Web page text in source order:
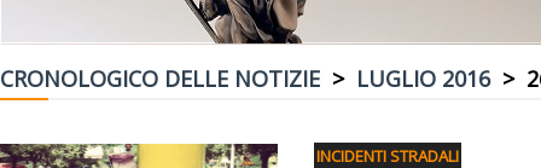
CRONOLOGICO DELLE NOTIZIE > LUGLIO 2016>
INCIDENTI STRADALI